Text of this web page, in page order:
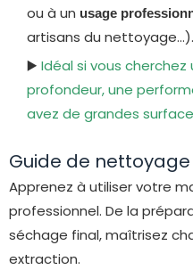
ou à un usage
artisans du nettoyage…).
▶️ Idéal si vous
profondeur, une
avez de grandes
Guide de
Apprenez à utiliser votre
professionnel. De la
séchage final, maîtrisez
extraction.